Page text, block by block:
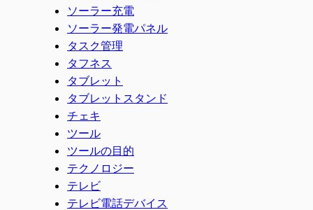
ソーラー充電
ソーラー発電パネル
タスク管理
タフネス
タブレット
タブレットスタンド
チェキ
ツール
ツールの目的
テクノロジー
テレビ
テレビ電話デバイス